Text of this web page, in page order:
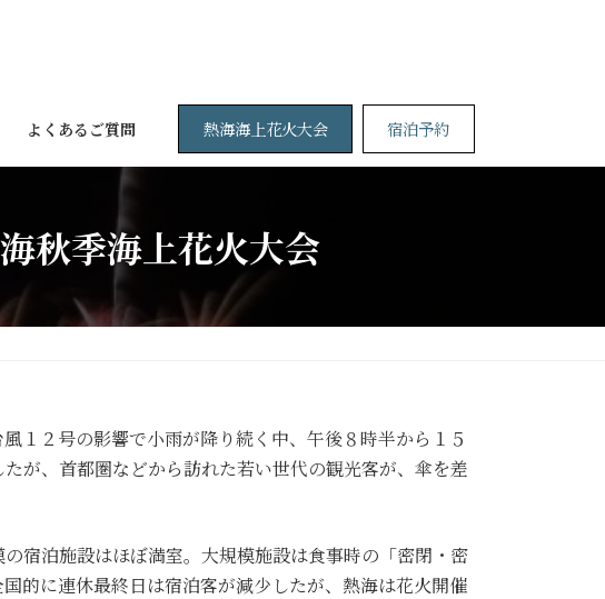
よくあるご質問 熱海海上花火大会 宿泊予約
秋季海上花火大会
１２号の影響で小雨が降り続く中、午後８時半から１５
が、首都圏などから訪れた若い世代の観光客が、傘を差
宿泊施設はほぼ満室。大規模施設は食事時の「密閉・密
的に連休最終日は宿泊客が減少したが、熱海は花火開催